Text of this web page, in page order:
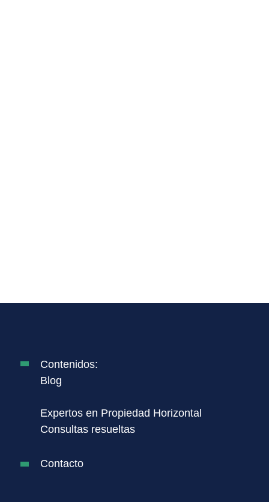
Contenidos:
Blog
Expertos en Propiedad Horizontal
Consultas resueltas
Contacto